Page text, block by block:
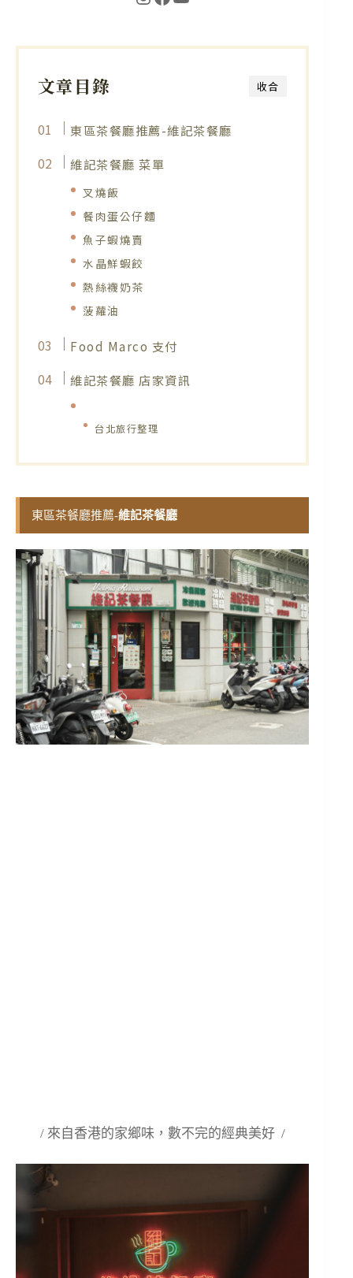
收合
文章目錄
東區茶餐廳推薦-維記茶餐廳
維記茶餐廳 菜單
叉燒飯
餐肉蛋公仔麵
魚子蝦燒賣
水晶鮮蝦餃
熱絲襪奶茶
菠蘿油
Food Marco 支付
維記茶餐廳 店家資訊
台北旅行整理
東區茶餐廳推薦-維記茶餐廳
/ 來自香港的家鄉味，數不完的經典美好 /